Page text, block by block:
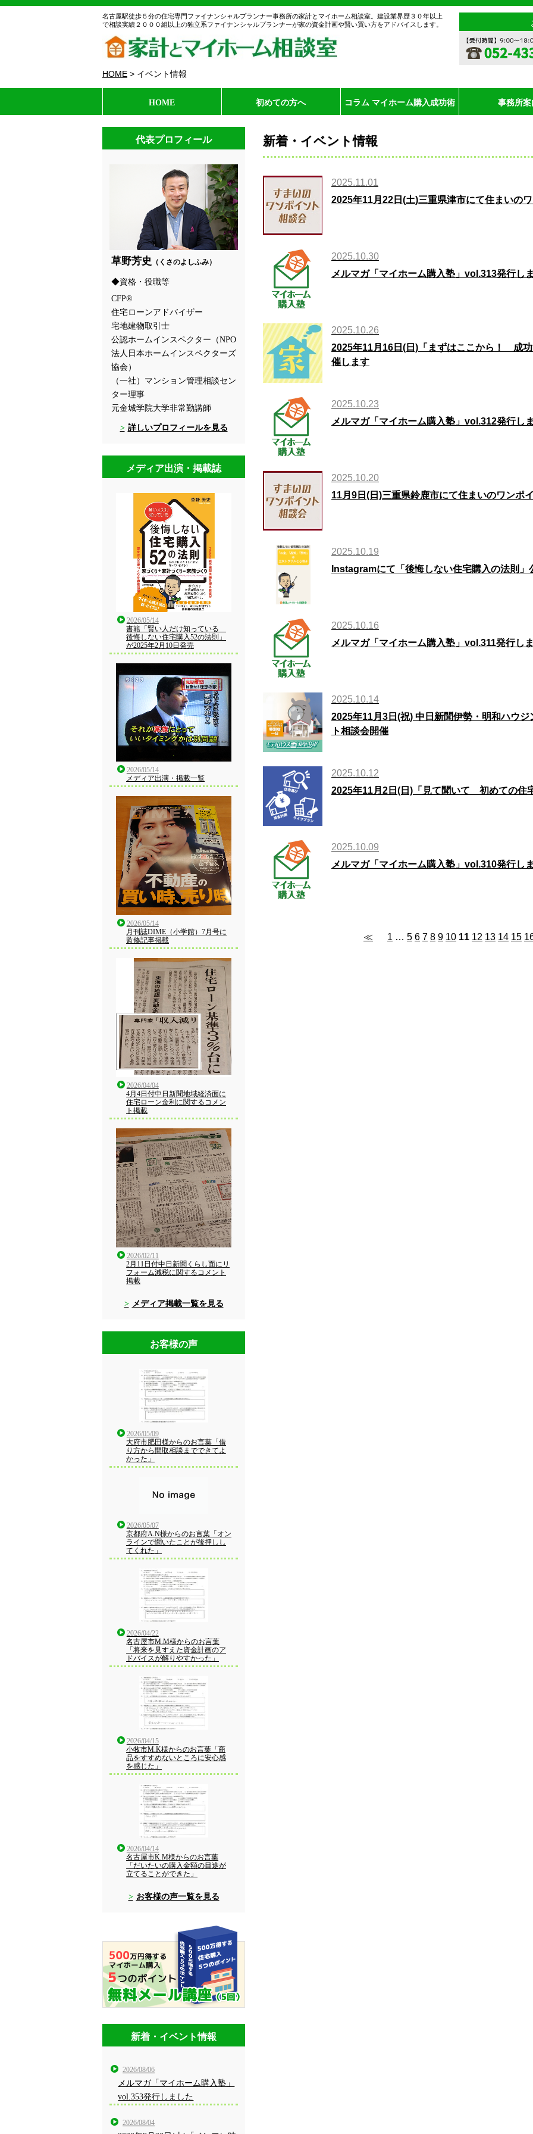
名古屋駅徒歩５分の住宅専門ファイナンシャルプランナー事務所の家計とマイホーム相談室。建設業界歴３０年以上
で相談実績２０００組以上の独立系ファイナンシャルプランナーが家の資金計画や賢い買い方をアドバイスします。
HOME > イベント情報
HOME 初めての方へ コラム マイホーム購入成功術 事務所案
新着・イベント情報
2025.11.01
2025年11月22日(土)三重県津市にて住まいの
2025.10.30
メルマガ「マイホーム購入塾」vol.313発行し
2025.10.26
2025年11月16日(日)「まずはここから！ 成
催します
2025.10.23
メルマガ「マイホーム購入塾」vol.312発行し
2025.10.20
11月9日(日)三重県鈴鹿市にて住まいのワンポ
2025.10.19
Instagramにて「後悔しない住宅購入の法則」
2025.10.16
メルマガ「マイホーム購入塾」vol.311発行し
2025.10.14
2025年11月3日(祝) 中日新聞伊勢・明和ハウ
ト相談会開催
2025.10.12
2025年11月2日(日)「見て聞いて 初めての住
2025.10.09
メルマガ「マイホーム購入塾」vol.310発行し
≪ 1 … 5 6 7 8 9 10 11 12 13 14 15
代表プロフィール
草野芳史 （くさのよしふみ）
資格・役職等
CFP®
住宅ローンアドバイザー
宅地建物取引士
公認ホームインスペクター（NPO
法人日本ホームインスペクターズ
協会）
（一社）マンション管理相談セン
ター理事
元金城学院大学非常勤講師
詳しいプロフィールを見る
メディア出演・掲載誌
2026/05/14
書籍「賢い人だけ知っている
後悔しない住宅購入52の法則」
が2025年2月10日発売
2026/05/14
メディア出演・掲載一覧
2026/05/14
月刊誌DIME（小学館）7月号に
監修記事掲載
2026/04/04
4月4日付中日新聞地域経済面に
住宅ローン金利に関するコメン
ト掲載
2026/02/11
2月11日付中日新聞くらし面にリ
フォーム減税に関するコメント
掲載
メディア掲載一覧を見る
お客様の声
2026/05/09
大府市肥田様からのお言葉「借
り方から間取相談までできてよ
かった」
2026/05/07
京都府A.N様からのお言葉「オン
ラインで聞いたことが後押しし
てくれた」
2026/04/22
名古屋市M.M様からのお言葉
「将来を見すえた資金計画のア
ドバイスが解りやすかった」
2026/04/15
小牧市M.K様からのお言葉「商
品をすすめないところに安心感
を感じた」
2026/04/14
名古屋市K.M様からのお言葉
「だいたいの購入金額の目途が
立てることができた」
お客様の声一覧を見る
新着・イベント情報
2026/08/06
メルマガ「マイホーム購入塾」
vol.353発行しました
2026/08/04